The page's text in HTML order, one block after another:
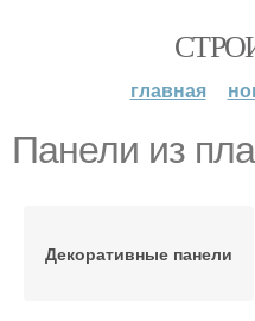
главная
Панели из
Декоративные панели